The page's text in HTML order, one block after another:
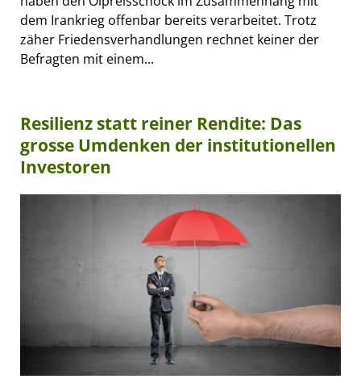
dem Irankrieg offenbar bereits verarbeitet. Trotz
zäher Friedensverhandlungen rechnet keiner der
Befragten mit einem...
Resilienz statt reiner Rendite: Das
grosse Umdenken der institutionellen
Investoren